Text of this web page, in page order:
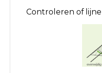
Controleren of